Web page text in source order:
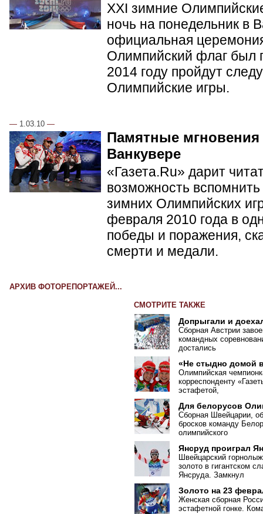
XXI зимние
ночь на понедельник в
официальная
Олимпийский флаг был
2014 году пройдут
Олимпийские игры.
— 1.03.10 —
Памятные
Ванкувере
«Газета.Ru» дарит
возможность
зимних Олимпийских
февраля 2010 года в
победы и поражения,
смерти и медали.
АРХИВ ФОТОРЕПОРТАЖЕЙ...
СМОТРИТЕ ТАКЖЕ
Допрыгали и
Сборная Австрии
командных
достались
«Не стыдно домой
Олимпийская
корреспонденту
эстафетой,
Для белорусов
Сборная Швейцарии,
бросков команду
олимпийского
Янсруд проиграл
Швейцарский
золото в гигантском
Янсруда. Замкнул
Золото на 23
Женская сборная
эстафетной гонке.